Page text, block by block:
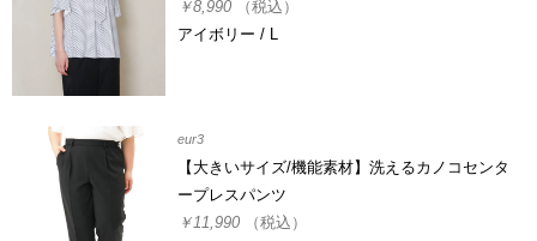
￥8,990
（税込）
アイボリー / L
eur3
【大きいサイズ/機能素材】洗えるカノコセンタ
ープレスパンツ
￥11,990
（税込）